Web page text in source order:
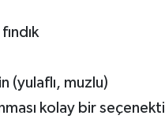
(yulaflı, muzlu)
kolay bir